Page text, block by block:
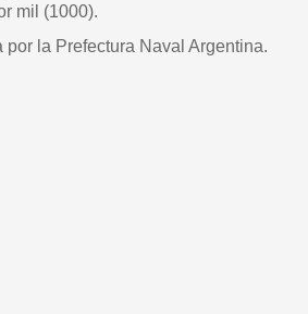
mil (1000).
por la Prefectura Naval Argentina.